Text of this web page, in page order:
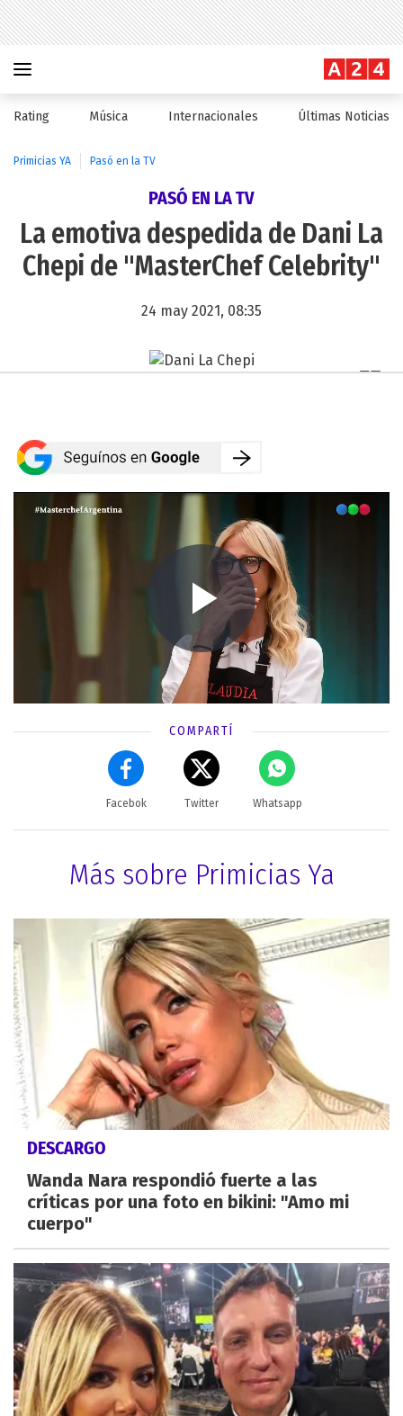
Rating Música Internacionales Últimas Noticias
Primicias YA Pasó en la TV
PASÓ EN LA TV
La emotiva despedida de Dani La
Chepi de "MasterChef Celebrity"
24 may 2021, 08:35
COMPARTÍ
Facebok Twitter Whatsapp
Más sobre Primicias Ya
DESCARGO
Wanda Nara respondió fuerte a las
críticas por una foto en bikini: "Amo mi
cuerpo"